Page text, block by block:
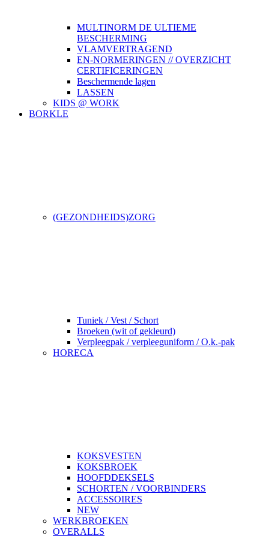
MULTINORM DE ULTIEME
BESCHERMING
VLAMVERTRAGEND
EN-NORMERINGEN // OVERZICHT
CERTIFICERINGEN
Beschermende lagen
LASSEN
KIDS @ WORK
BORKLE
(GEZONDHEIDS)ZORG
Tuniek / Vest / Schort
Broeken (wit of gekleurd)
Verpleegpak / verpleeguniform / O.k.-pak
HORECA
KOKSVESTEN
KOKSBROEK
HOOFDDEKSELS
SCHORTEN / VOORBINDERS
ACCESSOIRES
NEW
WERKBROEKEN
OVERALLS